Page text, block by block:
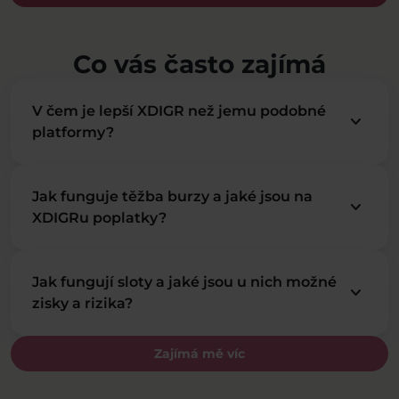
Co vás často zajímá
Zajímá mě víc
V čem je lepší XDIGR než jemu podobné
platformy?
keyboard_arrow_down
Jak funguje těžba burzy a jaké jsou na
XDIGRu poplatky?
keyboard_arrow_down
Jak fungují sloty a jaké jsou u nich možné
zisky a rizika?
keyboard_arrow_down